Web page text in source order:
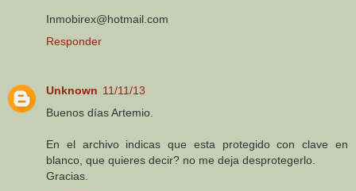
Inmobirex@hotmail.com
Responder
Unknown 11/11/13
Buenos días Artemio.
En el archivo indicas que esta protegido con clave en
blanco, que quieres decir? no me deja desprotegerlo.
Gracias.